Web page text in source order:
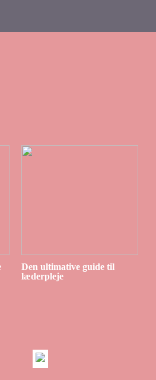
Den ultimative guide til
læderpleje